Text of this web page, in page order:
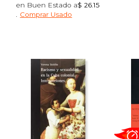
en Buen Estado a$ 26.15
Comprar Usado